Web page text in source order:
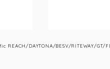
REACH/DAYTONA/BESV/RITEWAY/